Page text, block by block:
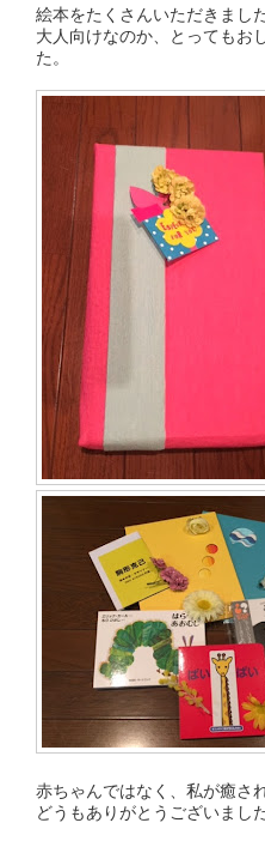
絵本をたくさんいただきました
大人向けなのか、とってもお
た。
赤ちゃんではなく、私が癒さ
どうもありがとうございまし